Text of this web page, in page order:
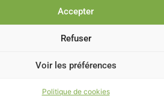
Accepter
Refuser
Voir les préférences
Politique de cookies